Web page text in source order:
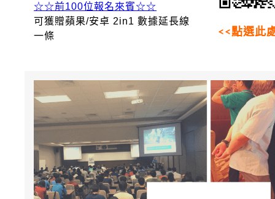
☆☆前100位報名來賓☆☆
可獲贈蘋果/安卓 2in1 數據延長線
一條
<<點選此